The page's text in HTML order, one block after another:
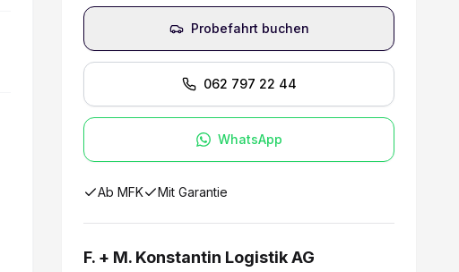
Probefahrt buchen
062 797 22 44
WhatsApp
Ab MFK Mit Garantie
F. + M. Konstantin Logistik AG